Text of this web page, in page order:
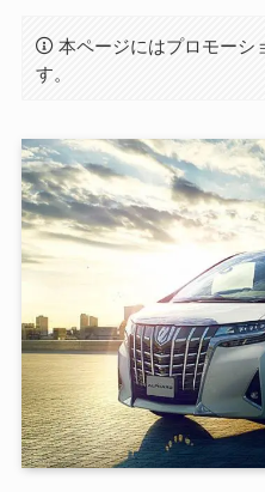
本ページにはプロモーシ
す。